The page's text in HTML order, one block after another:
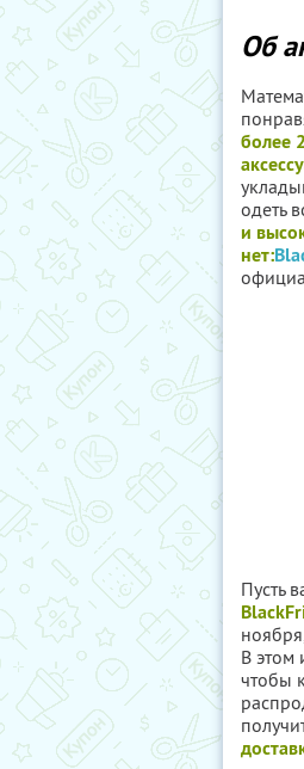
Об
более
одеть
и
нет:
Пусть
В этом
чтобы